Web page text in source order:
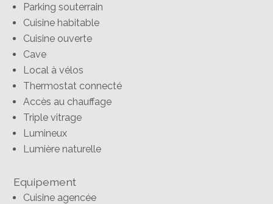
Parking souterrain
Cuisine habitable
Cuisine ouverte
Cave
Local à vélos
Thermostat connecté
Accès au chauffage
Triple vitrage
Lumineux
Lumière naturelle
Equipement
Cuisine agencée